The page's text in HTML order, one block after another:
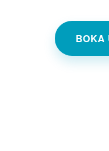
BOKA